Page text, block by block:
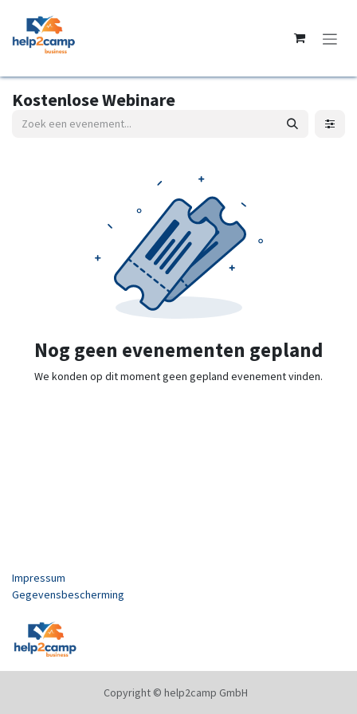
Kostenlose Webinare
Nog geen evenementen gepland
We konden op dit moment geen gepland evenement vinden.
Impressum
Gegevensbescherming
Copyright © help2camp GmbH